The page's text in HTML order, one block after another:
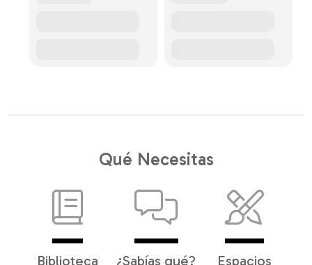
Qué Necesitas
Biblioteca
¿Sabías qué?
Espacios